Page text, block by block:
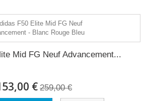
Mid FG Neuf Advancement...
€ 259,00 €